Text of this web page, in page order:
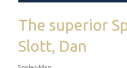
The superior
Slott, Dan